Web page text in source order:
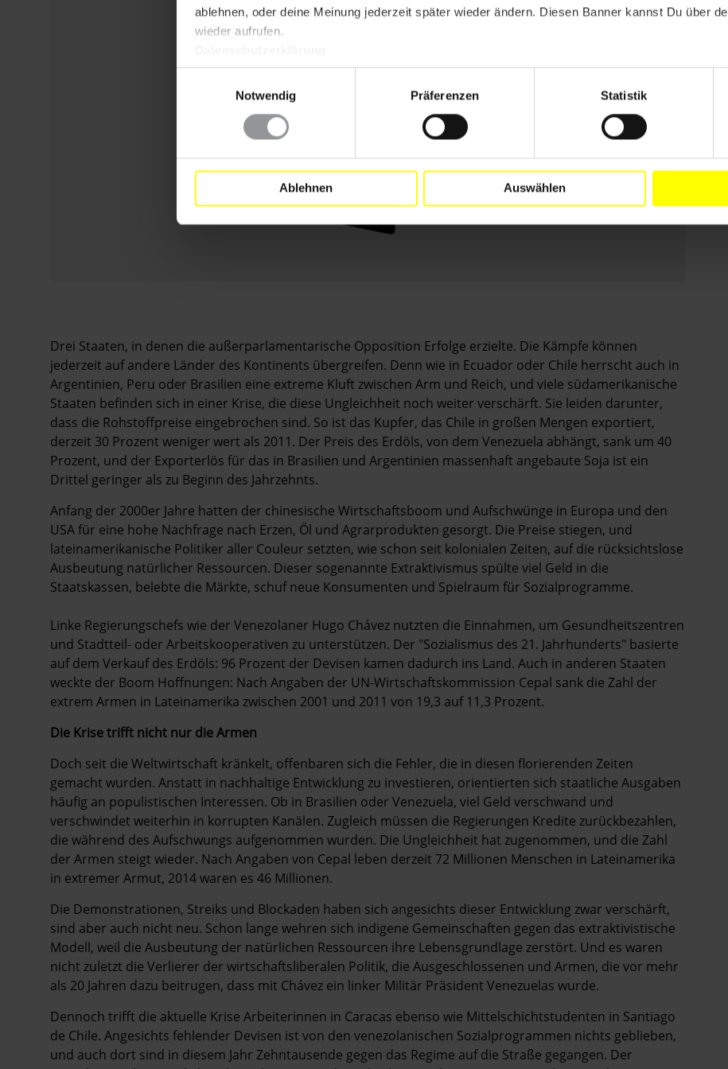
ablehnen, oder deine Meinung jederzeit später wieder ändern. Diesen Banner kannst Du über
wieder aufrufen.
Notwendig
Präferenzen Statistik
Ablehnen Auswählen
Drei Staaten, in denen die außerparlamentarische Opposition Erfolge erzielte. Die Kämpfe können
jederzeit auf andere Länder des Kontinents übergreifen. Denn wie in Ecuador oder Chile herrscht auch in
Argentinien, Peru oder Brasilien eine extreme Kluft zwischen Arm und Reich, und viele südamerikanische
Staaten befinden sich in einer Krise, die diese Ungleichheit noch weiter verschärft. Sie leiden darunter,
dass die Rohstoffpreise eingebrochen sind. So ist das Kupfer, das Chile in großen Mengen exportiert,
derzeit 30 Prozent weniger wert als 2011. Der Preis des Erdöls, von dem Venezuela abhängt, sank um 40
Prozent, und der Exporterlös für das in Brasilien und Argentinien massenhaft angebaute Soja ist ein
Drittel geringer als zu Beginn des Jahrzehnts.
Anfang der 2000er Jahre hatten der chinesische Wirtschaftsboom und Aufschwünge in Europa und den
USA für eine hohe Nachfrage nach Erzen, Öl und Agrarprodukten gesorgt. Die Preise stiegen, und
lateinamerikanische Politiker aller Couleur setzten, wie schon seit kolonialen Zeiten, auf die rücksichtslose
Ausbeutung natürlicher Ressourcen. Dieser sogenannte Extraktivismus spülte viel Geld in die
Staatskassen, belebte die Märkte, schuf neue Konsumenten und Spielraum für Sozialprogramme.
Linke Regierungschefs wie der Venezolaner Hugo Chávez nutzten die Einnahmen, um Gesundheitszentren
und Stadtteil- oder Arbeitskooperativen zu unterstützen. Der "Sozialismus des 21. Jahrhunderts" basierte
auf dem Verkauf des Erdöls: 96 Prozent der Devisen kamen dadurch ins Land. Auch in anderen Staaten
weckte der Boom Hoffnungen: Nach Angaben der UN-Wirtschaftskommission Cepal sank die Zahl der
extrem Armen in ­Lateinamerika zwischen 2001 und 2011 von 19,3 auf 11,3 Prozent.
Die Krise trifft nicht nur die Armen
Doch seit die Weltwirtschaft kränkelt, offenbaren sich die Fehler, die in diesen florierenden Zeiten
gemacht wurden. Anstatt in nachhaltige Entwicklung zu investieren, orientierten sich staatliche Ausgaben
häufig an populistischen Interessen. Ob in Brasilien oder Venezuela, viel Geld verschwand und
verschwindet weiterhin in korrupten Kanälen. Zugleich müssen die Regierungen Kredite zurückbezahlen,
die während des Aufschwungs aufgenommen wurden. Die Ungleichheit hat zugenommen, und die Zahl
der Armen steigt wieder. Nach Angaben von Cepal leben derzeit 72 Millionen Menschen in Lateinamerika
in extremer Armut, 2014 waren es 46 Millionen.
Die Demonstrationen, Streiks und Blockaden haben sich angesichts dieser Entwicklung zwar verschärft,
sind aber auch nicht neu. Schon lange wehren sich indigene Gemeinschaften gegen das extraktivistische
Modell, weil die Ausbeutung der ­natürlichen Ressourcen ihre Lebensgrundlage zerstört. Und es waren
nicht zuletzt die Verlierer der wirtschaftsliberalen Politik, die Ausgeschlossenen und Armen, die vor mehr
als 20 Jahren dazu beitrugen, dass mit Chávez ein linker Militär Präsident ­Venezuelas wurde.
Dennoch trifft die aktuelle Krise Arbeiterinnen in Caracas ebenso wie Mittelschichtstudenten in Santiago
de Chile. Angesichts fehlender Devisen ist von den venezolanischen Sozialprogrammen nichts geblieben,
und auch dort sind in diesem Jahr Zehntausende gegen das Regime auf die Straße gegangen. Der